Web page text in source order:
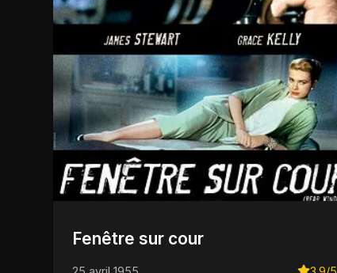
Fenêtre sur cour